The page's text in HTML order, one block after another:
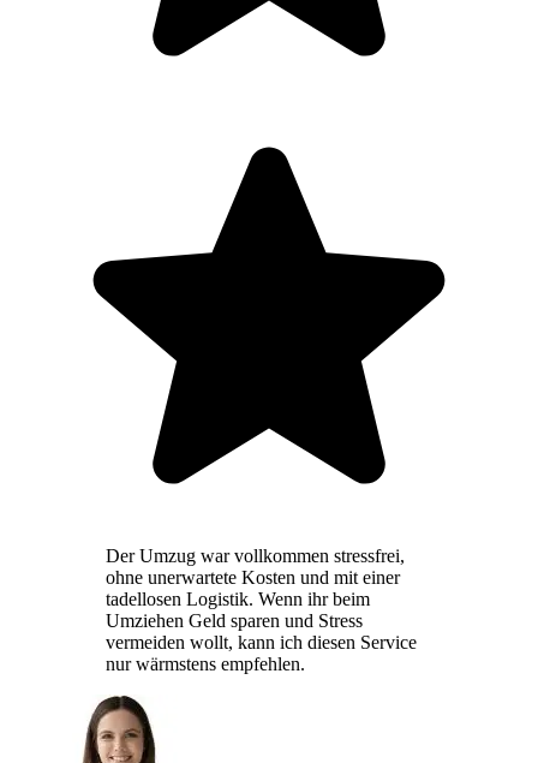
Der Umzug war vollkommen stressfrei,
ohne unerwartete Kosten und mit einer
tadellosen Logistik. Wenn ihr beim
Umziehen Geld sparen und Stress
vermeiden wollt, kann ich diesen Service
nur wärmstens empfehlen.